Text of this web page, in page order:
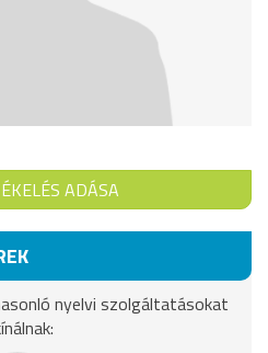
ADÁSA
nyelvi szolgáltatásokat